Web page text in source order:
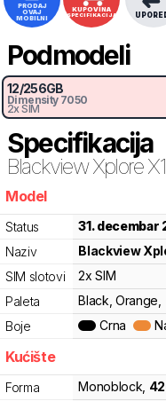
PRODAJ
OVAJ
MOBILNI
KUPOVINA
SPECIFIKACIJA
Podmodeli
12/256GB
Dimensity 7050
2x SIM
Specifikacija
Blackview Xplore
Model
Status 31. decembar
Naziv
Blackview
SIM slotovi
2x SIM
Paleta
Black, Orange,
Boje
Crna
Kućište
Forma Monoblock